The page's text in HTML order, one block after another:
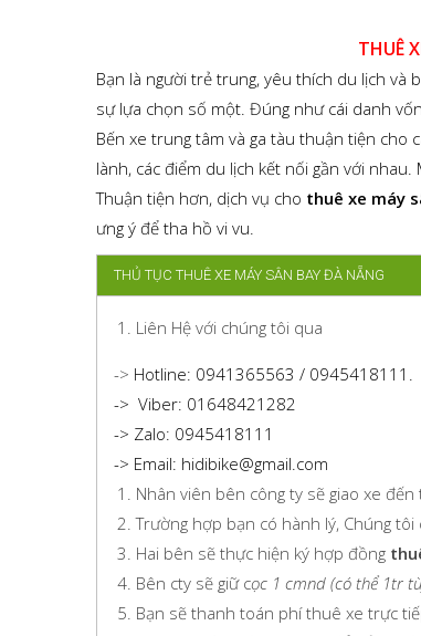
THUÊ
Bạn là người trẻ trung, yêu thích du lịch và
sự lựa chọn số một. Đúng như cái danh
Bến xe trung tâm và ga tàu thuận tiện cho
lành, các điểm du lịch kết nối gần với
Thuận tiện hơn, dịch vụ cho thuê xe máy
ưng ý để tha hồ vi vu.
THỦ TỤC THUÊ XE MÁY SÂN BAY ĐÀ NẴNG
Liên Hệ với chúng tôi qua
-> Hotline: 0941365563 / 0945418111.
-> Viber: 01648421282
-> Zalo: 0945418111
-> Email: hidibike@gmail.com
Nhân viên bên công ty sẽ giao xe
Trường hợp bạn có hành lý, Chúng tôi
Hai bên sẽ thực hiện ký hợp đồng
Bên cty sẽ giữ cọc 1 cmnd (có thể 1tr
Bạn sẽ thanh toán phí thuê xe trực